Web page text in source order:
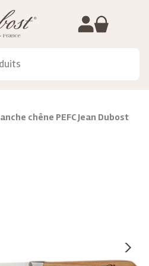
chêne PEFC Jean Dubost
cookies